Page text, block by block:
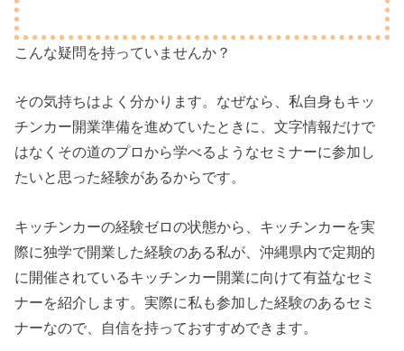
こんな疑問を持っていませんか？
その気持ちはよく分かります。なぜなら、私自身もキッ
チンカー開業準備を進めていたときに、文字情報だけで
はなくその道のプロから学べるようなセミナーに参加し
たいと思った経験があるからです。
キッチンカーの経験ゼロの状態から、キッチンカーを実
際に独学で開業した経験のある私が、沖縄県内で定期的
に開催されているキッチンカー開業に向けて有益なセミ
ナーを紹介します。実際に私も参加した経験のあるセミ
ナーなので、自信を持っておすすめできます。